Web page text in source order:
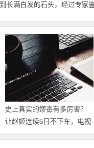
长满白发的石头，经过专家
史上真实的嫪毐有多厉害？
让赵姬连续5日不下车，电视
剧都不敢演_年轻人脱发原因